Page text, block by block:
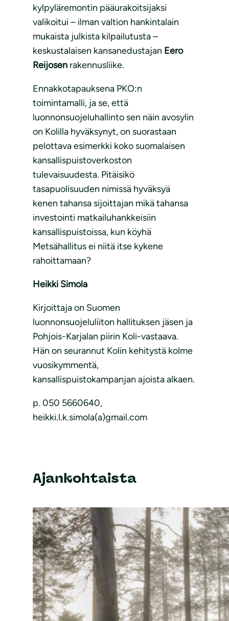
kylpyläremontin pääurakoitsijaksi
valikoitui – ilman valtion hankintalain
mukaista julkista kilpailutusta –
keskustalaisen kansanedustajan Eero
Reijosen rakennusliike.
Ennakkotapauksena PKO:n
toimintamalli, ja se, että
luonnonsuojeluhallinto sen näin avosylin
on Kolilla hyväksynyt, on suorastaan
pelottava esimerkki koko suomalaisen
kansallispuistoverkoston
tulevaisuudesta. Pitäisikö
tasapuolisuuden nimissä hyväksyä
kenen tahansa sijoittajan mikä tahansa
investointi matkailuhankkeisiin
kansallispuistoissa, kun köyhä
Metsähallitus ei niitä itse kykene
rahoittamaan?
Heikki Simola
Kirjoittaja on Suomen
luonnonsuojeluliiton hallituksen jäsen ja
Pohjois-Karjalan piirin Koli-vastaava.
Hän on seurannut Kolin kehitystä kolme
vuosikymmentä,
kansallispuistokampanjan ajoista alkaen.
p. 050 5660640,
heikki.l.k.simola(a)gmail.com
Ajankohtaista